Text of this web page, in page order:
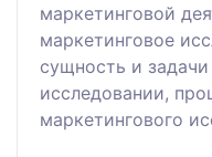
маркетинговой
маркетинговое
сущность и
исследовании,
маркетингового